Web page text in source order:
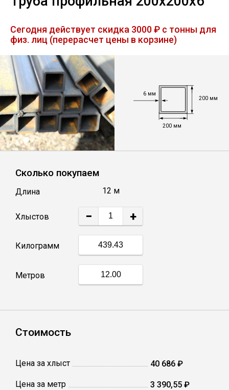
Труба
Лист
Уголок
Балка
Швеллер
Катанка
Винтовые сваи
Столбы заборные
Сегодня действует скидка 3000 ₽ с тонны для
физ. лиц (перерасчет цены в корзине)
6 мм
200 мм
200 мм
Сколько покупаем
Длина 12 м
Хлыстов − +
Килограмм
Метров
Стоимость
Цена за хлыст 40 686 ₽
Цена за метр 3 390,55 ₽